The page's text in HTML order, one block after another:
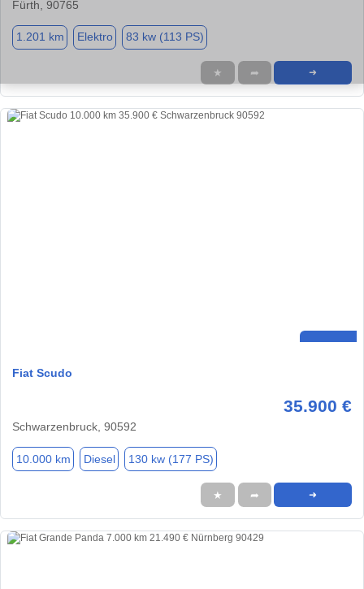
Fürth, 90765
1.201 km Elektro 83 kw (113 PS)
★ ➦ ➜
Fiat Scudo
35.900 €
Schwarzenbruck, 90592
10.000 km Diesel 130 kw (177 PS)
★ ➦ ➜